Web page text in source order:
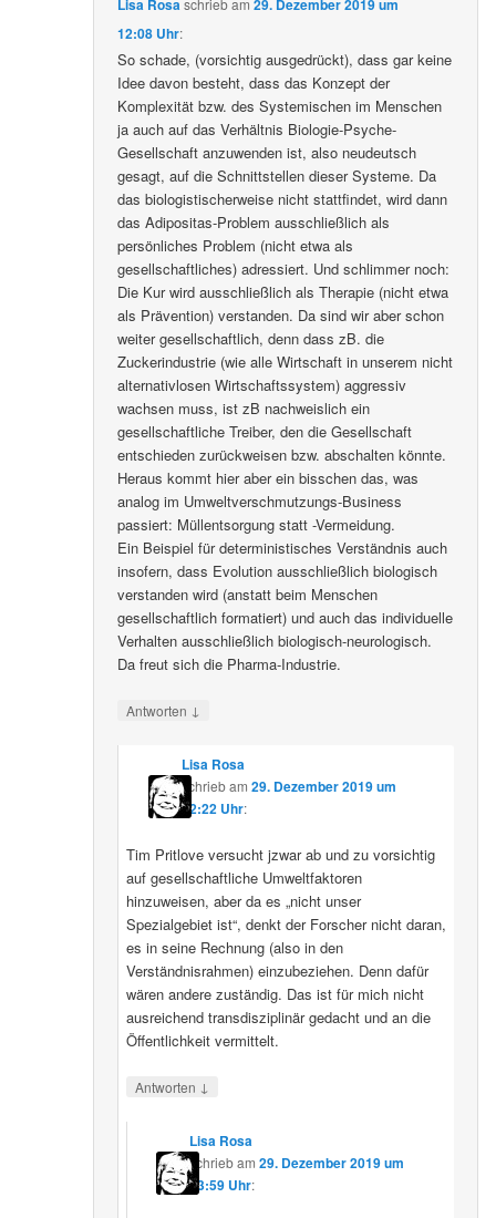
Lisa Rosaschriebam29. Dezember 2019 um
12:08 Uhr:
So schade, (vorsichtig ausgedrückt), dass gar keine
Idee davon besteht, dass das Konzept der
Komplexität bzw. des Systemischen im Menschen
ja auch auf das Verhältnis Biologie-Psyche-
Gesellschaft anzuwenden ist, also neudeutsch
gesagt, auf die Schnittstellen dieser Systeme. Da
das biologistischerweise nicht stattfindet, wird dann
das Adipositas-Problem ausschließlich als
persönliches Problem (nicht etwa als
gesellschaftliches) adressiert. Und schlimmer noch:
Die Kur wird ausschließlich als Therapie (nicht etwa
als Prävention) verstanden. Da sind wir aber schon
weiter gesellschaftlich, denn dass zB. die
Zuckerindustrie (wie alle Wirtschaft in unserem nicht
alternativlosen Wirtschaftssystem) aggressiv
wachsen muss, ist zB nachweislich ein
gesellschaftliche Treiber, den die Gesellschaft
entschieden zurückweisen bzw. abschalten könnte.
Heraus kommt hier aber ein bisschen das, was
analog im Umweltverschmutzungs-Business
passiert: Müllentsorgung statt -Vermeidung.
Ein Beispiel für deterministisches Verständnis auch
insofern, dass Evolution ausschließlich biologisch
verstanden wird (anstatt beim Menschen
gesellschaftlich formatiert) und auch das individuelle
Verhalten ausschließlich biologisch-neurologisch.
Da freut sich die Pharma-Industrie.
Antworten ↓
Lisa Rosa
schriebam 29. Dezember 2019 um
12:22 Uhr:
Tim Pritlove versucht jzwar ab und zu vorsichtig
auf gesellschaftliche Umweltfaktoren
hinzuweisen, aber da es „nicht unser
Spezialgebiet ist“, denkt der Forscher nicht daran,
es in seine Rechnung (also in den
Verständnisrahmen) einzubeziehen. Denn dafür
wären andere zuständig. Das ist für mich nicht
ausreichend transdisziplinär gedacht und an die
Öffentlichkeit vermittelt.
Antworten ↓
Lisa Rosa
schriebam29. Dezember 2019 um
13:59 Uhr: